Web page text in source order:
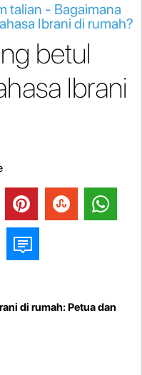
talian - Bagaimana
Ibrani di rumah?
betul
Ibrani
di rumah: Petua dan